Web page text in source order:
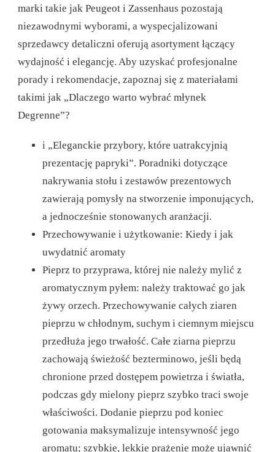
marki takie jak Peugeot i Zassenhaus pozostają
niezawodnymi wyborami, a wyspecjalizowani
sprzedawcy detaliczni oferują asortyment łączący
wydajność i elegancję. Aby uzyskać profesjonalne
porady i rekomendacje, zapoznaj się z materiałami
takimi jak „Dlaczego warto wybrać młynek
Degrenne”?
i „Eleganckie przybory, które uatrakcyjnią
prezentację papryki”. Poradniki dotyczące
nakrywania stołu i zestawów prezentowych
zawierają pomysły na stworzenie imponujących,
a jednocześnie stonowanych aranżacji.
Przechowywanie i użytkowanie: Kiedy i jak
uwydatnić aromaty
Pieprz to przyprawa, której nie należy mylić z
aromatycznym pyłem: należy traktować go jak
żywy orzech. Przechowywanie całych ziaren
pieprzu w chłodnym, suchym i ciemnym miejscu
przedłuża jego trwałość. Całe ziarna pieprzu
zachowają świeżość bezterminowo, jeśli będą
chronione przed dostępem powietrza i światła,
podczas gdy mielony pieprz szybko traci swoje
właściwości. Dodanie pieprzu pod koniec
gotowania maksymalizuje intensywność jego
aromatu; szybkie, lekkie prażenie może ujawnić